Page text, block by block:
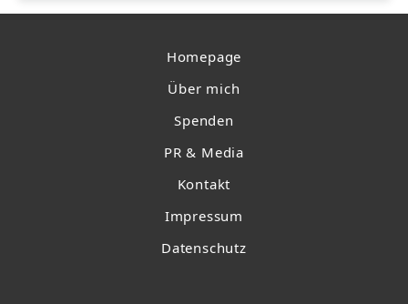
Homepage
Über mich
Spenden
PR & Media
Kontakt
Impressum
Datenschutz